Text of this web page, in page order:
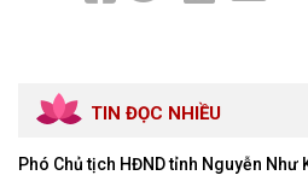
TIN ĐỌC NHIỀU
Phó Chủ tịch HĐND tỉnh Nguyễn